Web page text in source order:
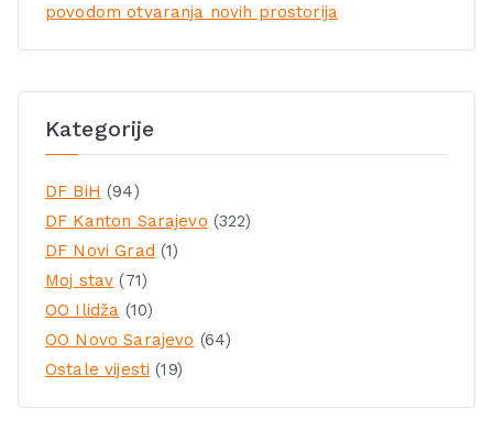
povodom otvaranja novih prostorija
Kategorije
DF BiH (94)
DF Kanton Sarajevo (322)
DF Novi Grad (1)
Moj stav (71)
OO Ilidža (10)
OO Novo Sarajevo (64)
Ostale vijesti (19)